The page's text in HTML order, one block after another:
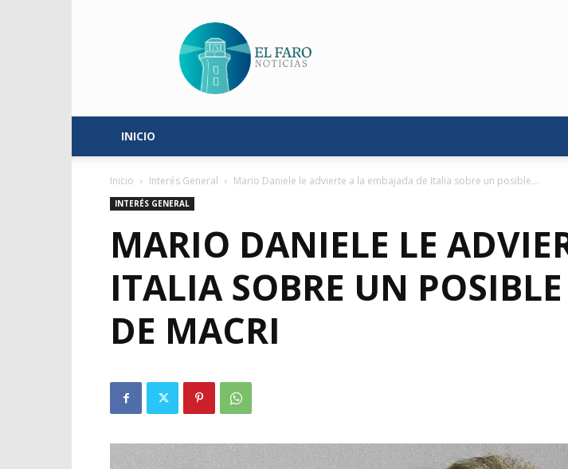
Faro
Noticias
INICIO
Inicio Interés General Mario Daniele le advierte a la embajada de Italia sobre un posible...
INTERÉS GENERAL
MARIO DANIELE LE
ITALIA SOBRE UN
DE MACRI